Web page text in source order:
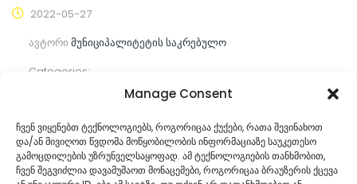
Manage Consent
ჩვენ ვიყენებთ ტექნოლოგიებს, როგორიცაა ქუქები, რათა შევინახოთ
და/ან მივიღოთ წვდომა მოწყობილობის ინფორმაციაზე საუკეთესო
გამოცდილების უზრუნველსაყოფად. ამ ტექნოლოგიების თანხმობით,
ჩვენ შეგვიძლია დავამუშაოთ მონაცემები, როგორიცაა ბრაუზერის ქცევა
2022-05-27
ავტორი მუნიციპალიტეტის საკრებულო
Categories:
კომენტარები ჯერ არ არის
ᲒᲐᲜᲐᲒᲠᲫᲔ ᲙᲘᲗᲮᲕᲐ